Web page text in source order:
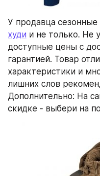
У продавца сезонные
худи и не только. Не
доступные цены с
гарантией. Товар
характеристики и
лишних слов
Дополнительно: На
скидке - выбери на